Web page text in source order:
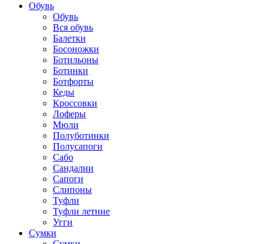
Обувь
Обувь
Вся обувь
Балетки
Босоножки
Ботильоны
Ботинки
Ботфорты
Кеды
Кроссовки
Лоферы
Мюли
Полуботинки
Полусапоги
Сабо
Сандалии
Сапоги
Слипоны
Туфли
Туфли летние
Угги
Сумки